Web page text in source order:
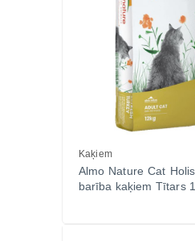
Kaķiem
Almo Nature Cat
barība kaķiem Tītars